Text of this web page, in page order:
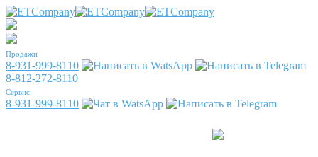
Продажи
8-931-999-8110
8-812-272-8110
Сервис
8-931-999-8110